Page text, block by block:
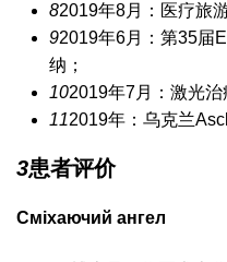
82019年8月：医疗旅
92019年6月：第35届
纳；
102019年7月：激光治
112019年：乌克兰
3患者评价
Сміхаючий ангел